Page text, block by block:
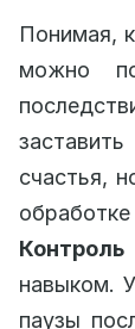
Понимая,
можно
счастья,
навыком.
паузы